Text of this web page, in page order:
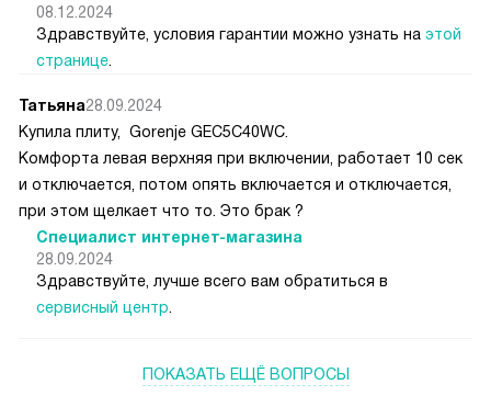
08.12.2024
Здравствуйте, условия гарантии можно узнать на этой
странице
Татьяна28.09.2024
Купила плиту, Gorenje GEC5C40WC.
Комфорта левая верхняя при включении, работает 10 сек
и отключается, потом опять включается и отключается,
при этом щелкает что то. Это брак ?
Специалист интернет-магазина
28.09.2024
Здравствуйте, лучше всего вам обратиться в
сервисный центр
ПОКАЗАТЬ ЕЩЁ ВОПРОСЫ